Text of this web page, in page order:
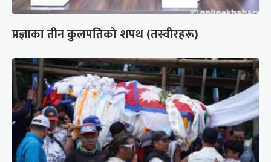
प्रज्ञाका तीन कुलपतिको शपथ (तस्वीरहरू)